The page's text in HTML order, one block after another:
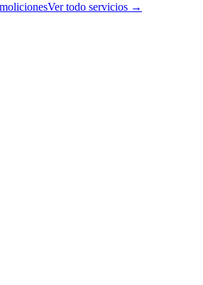
Ver todo servicios →